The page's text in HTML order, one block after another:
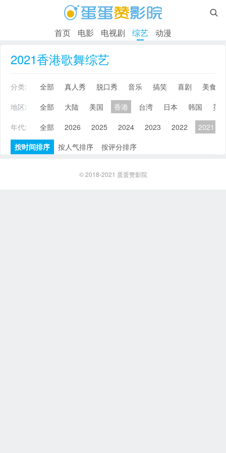

首页 电影 电视剧 综艺 动漫
2021香港歌舞综艺
分类: 全部 真人秀 脱口秀 音乐 搞笑 喜剧
美食
地区:
全部 大陆 美国 香港 台湾 日本 韩国
英
年代:
全部 2026 2025 2024 2023 2022 2021
按时间排序
按人气排序 按评分排序
© 2018-2021 蛋蛋赞影院